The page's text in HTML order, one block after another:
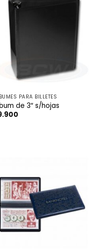
PARA BILLETES
de 3″ s/hojas